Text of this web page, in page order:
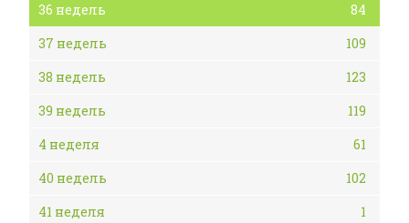
36 недель
84
37 недель
109
38 недель
123
39 недель
119
4 неделя
61
40 недель
102
41 неделя
1